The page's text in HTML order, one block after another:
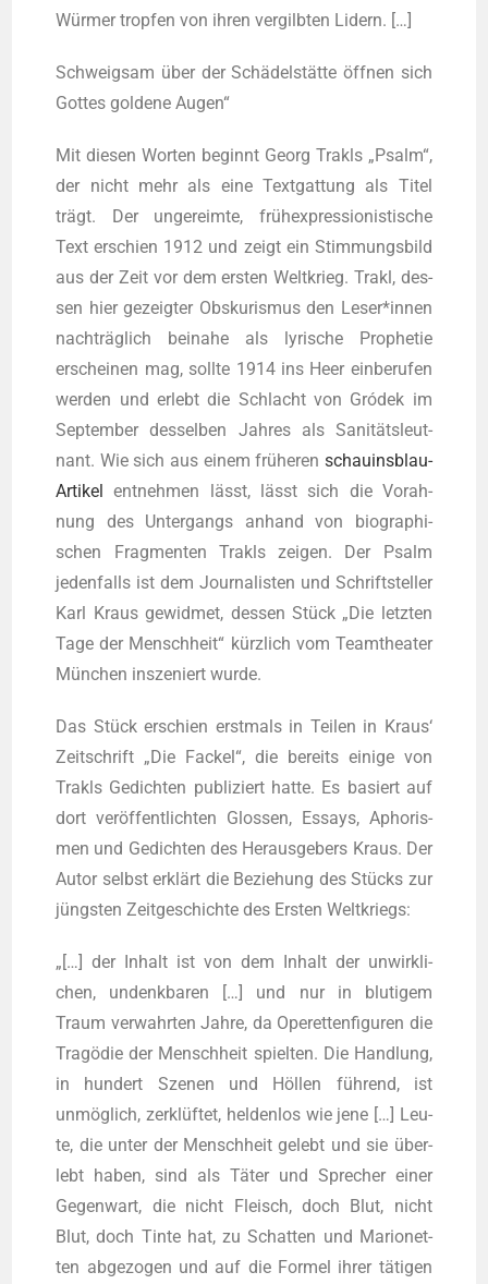
Wür­mer trop­fen von ihren ver­gilb­ten Lidern. […]
Schweig­sam über der Schä­del­stät­te öff­nen sich
Got­tes gol­de­ne Augen“
Mit die­sen Wor­ten beginnt Georg Tra­kls „Psalm“,
der nicht mehr als eine Text­gat­tung als Titel
trägt. Der unge­reim­te, früh­ex­pres­sio­nis­ti­sche
Text erschien 1912 und zeigt ein Stim­mungs­bild
aus der Zeit vor dem ers­ten Welt­krieg. Tra­kl, des­
sen hier gezeig­ter Obsku­ris­mus den Leser*innen
nach­träg­lich bei­na­he als lyri­sche Pro­phe­tie
erschei­nen mag, soll­te 1914 ins Heer ein­be­ru­fen
wer­den und erlebt die Schlacht von Gró­dek im
Sep­tem­ber des­sel­ben Jah­res als Sani­täts­leut­
nant. Wie sich aus einem frü­he­ren schau­ins­blau-
Arti­kel ent­neh­men lässt, lässt sich die Vor­ah­
nung des Unter­gangs anhand von bio­gra­phi­
schen Frag­men­ten Tra­kls zei­gen. Der Psalm
jeden­falls ist dem Jour­na­lis­ten und Schrift­stel­ler
Karl Kraus gewid­met, des­sen Stück „Die letz­ten
Tage der Mensch­heit“ kürz­lich vom Team­thea­ter
Mün­chen insze­niert wurde.
Das Stück erschien erst­mals in Tei­len in Kraus‘
Zeit­schrift „Die Fackel“, die bereits eini­ge von
Tra­kls Gedich­ten publi­ziert hat­te. Es basiert auf
dort ver­öf­fent­lich­ten Glos­sen, Essays, Apho­ris­
men und Gedich­ten des Her­aus­ge­bers Kraus. Der
Autor selbst erklärt die Bezie­hung des Stücks zur
jüngs­ten Zeit­ge­schich­te des Ers­ten Weltkriegs:
„[…] der Inhalt ist von dem Inhalt der unwirk­li­
chen, undenk­ba­ren […] und nur in blu­ti­gem
Traum ver­wahr­ten Jah­re, da Ope­ret­ten­fi­gu­ren die
Tra­gö­die der Mensch­heit spiel­ten. Die Hand­lung,
in hun­dert Sze­nen und Höl­len füh­rend, ist
unmög­lich, zer­klüf­tet, hel­den­los wie jene […] Leu­
te, die unter der Mensch­heit gelebt und sie über­
lebt haben, sind als Täter und Spre­cher einer
Gegen­wart, die nicht Fleisch, doch Blut, nicht
Blut, doch Tin­te hat, zu Schat­ten und Mario­net­
ten abge­zo­gen und auf die For­mel ihrer täti­gen